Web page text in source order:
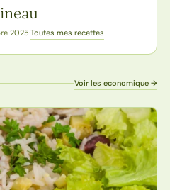
2025·Toutes mes recettes
Voir les economique →